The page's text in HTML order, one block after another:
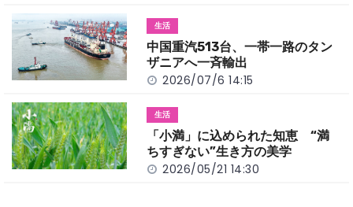
生活
中国重汽513台、一帯一路のタン
ザニアへ一斉輸出
2026/07/6 14:15
生活
「小満」に込められた知恵 “満
ちすぎない”生き方の美学
2026/05/21 14:30